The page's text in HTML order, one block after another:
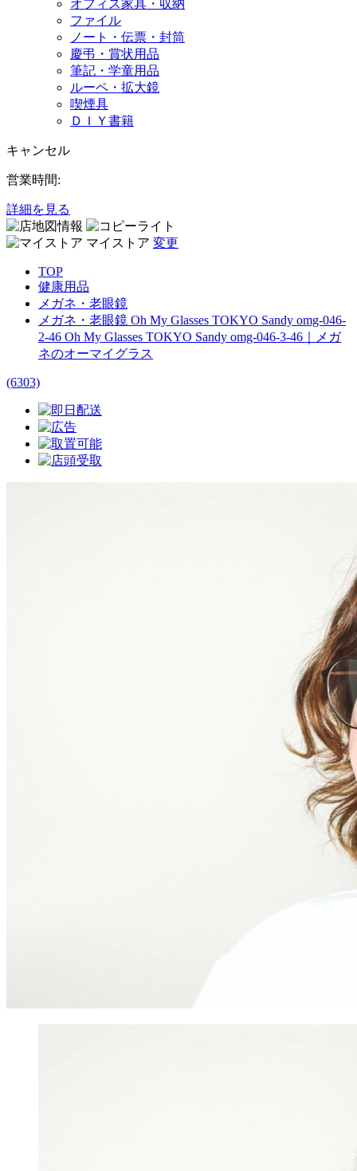
オフィス家具・収納
ファイル
ノート・伝票・封筒
慶弔・賞状用品
筆記・学童用品
ルーペ・拡大鏡
喫煙具
ＤＩＹ書籍
キャンセル
営業時間:
詳細を見る
マイストア 変更
TOP
健康用品
メガネ・老眼鏡
メガネ・老眼鏡 Oh My Glasses TOKYO Sandy omg-046-
2-46 Oh My Glasses TOKYO Sandy omg-046-3-46｜メガ
ネのオーマイグラス
(6303)